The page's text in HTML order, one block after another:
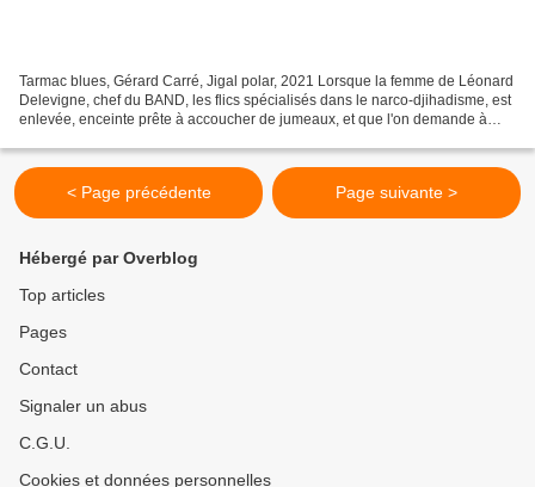
Tarmac blues, Gérard Carré, Jigal polar, 2021 Lorsque la femme de Léonard
Delevigne, chef du BAND, les flics spécialisés dans le narco-djihadisme, est
enlevée, enceinte prête à accoucher de jumeaux, et que l'on demande à
< Page précédente Page suivante >
Hébergé par Overblog
Top articles
Pages
Contact
Signaler un abus
C.G.U.
Cookies et données personnelles